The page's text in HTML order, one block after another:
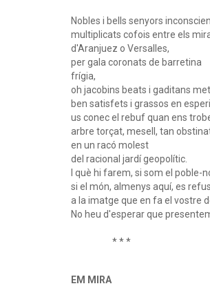
Nobles i bells senyors
multiplicats cofois entre els
d'Aranjuez o Versalles,
per gala coronats de barretina
frígia,
oh jacobins beats i gaditans
ben satisfets i grassos en
us conec el rebuf quan ens
arbre torçat, mesell, tan
en un racó molest
del racional jardí geopolític.
I què hi farem, si som el poble-
si el món, almenys aquí, es
a la imatge que en fa el vostre
No heu d'esperar que
* * *
EM MIRA